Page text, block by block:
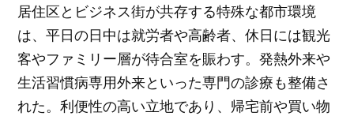
居住区とビジネス街が共存する特殊な都市環境
は、平日の日中は就労者や高齢者、休日には観光
客やファミリー層が待合室を賑わす。発熱外来や
生活習慣病専用外来といった専門の診療も整備さ
れた。利便性の高い立地であり、帰宅前や買い物